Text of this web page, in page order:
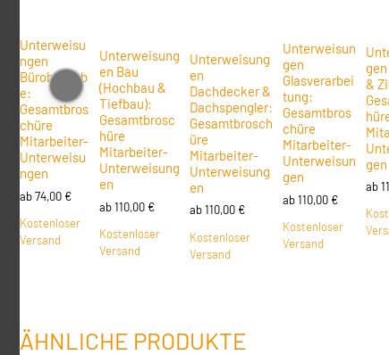
Unterweisu
ngen
Bürobetrieb
e:
Gesamtbros
chüre
Mitarbeiter-
Unterweisu
ngen
ab74,00 €
Kostenloser
Versand
Unterweisung
en Bau
(Hochbau &
Tiefbau):
Gesamtbrosc
hüre
Mitarbeiter-
Unterweisung
en
ab110,00 €
Kostenloser
Versand
Unterweisung
en
Dachdecker &
Dachspengler:
Gesamtbrosch
üre
Mitarbeiter-
Unterweisung
en
ab110,00 €
Kostenloser
Versand
Unterweisun
gen
Glasverarbei
tung:
Gesamtbros
chüre
Mitarbeiter-
Unterweisun
gen
ab110,00 €
Kostenloser
Versand
&
gen
ab
ÄHNLICHE PRODUKTE